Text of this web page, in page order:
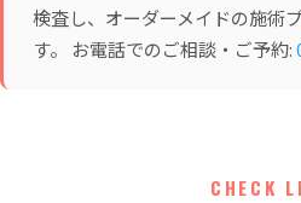
検査し、オーダーメイドの施術
す。 お電話でのご相談・ご予約:
CHECK